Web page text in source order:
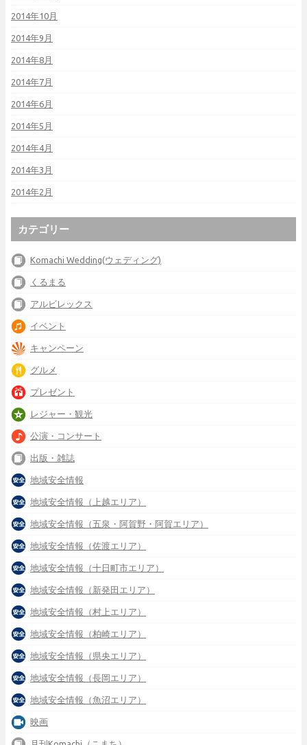
2014年10月
2014年9月
2014年8月
2014年7月
2014年6月
2014年5月
2014年4月
2014年3月
2014年2月
カテゴリー
Komachi Wedding(ウェディング)
くるまる
アルビレックス
イベント
キャンペーン
グルメ
プレゼント
レジャー・観光
公演・コンサート
出版・雑誌
地域安全情報
地域安全情報（上越エリア）
地域安全情報（五泉・阿賀野・阿賀エリア）
地域安全情報（佐渡エリア）
地域安全情報（十日町市エリア）
地域安全情報（新発田エリア）
地域安全情報（村上エリア）
地域安全情報（柏崎エリア）
地域安全情報（県央エリア）
地域安全情報（長岡エリア）
地域安全情報（魚沼エリア）
映画